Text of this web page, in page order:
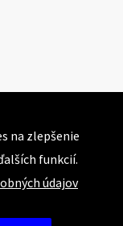
na zlepšenie
funkcií.
údajov